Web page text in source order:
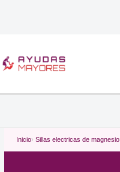
al
contenido
Inicio Sillas electricas de magnesio